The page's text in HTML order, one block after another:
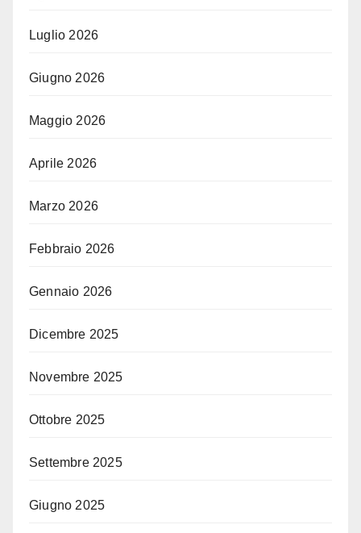
Luglio 2026
Giugno 2026
Maggio 2026
Aprile 2026
Marzo 2026
Febbraio 2026
Gennaio 2026
Dicembre 2025
Novembre 2025
Ottobre 2025
Settembre 2025
Giugno 2025